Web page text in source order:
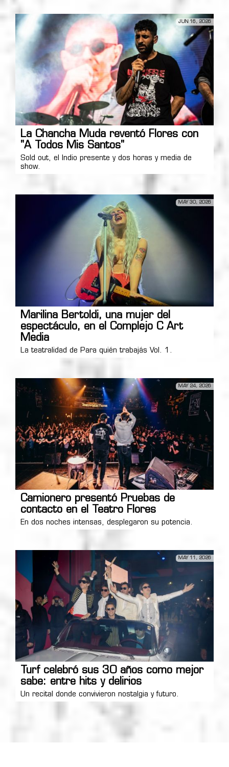
JUN 16, 2026
La Chancha Muda reventó Flores con
"A Todos Mis Santos"
Sold out, el Indio presente y dos horas y media de
show.
MAY 30, 2026
Marilina Bertoldi, una mujer del
espectáculo, en el Complejo C Art
Media
La teatralidad de Para quién trabajás Vol. 1.
MAY 24, 2026
Camionero presentó Pruebas de
contacto en el Teatro Flores
En dos noches intensas, desplegaron su potencia.
MAY 11, 2026
Turf celebró sus 30 años como mejor
sabe: entre hits y delirios
Un recital donde convivieron nostalgia y futuro.